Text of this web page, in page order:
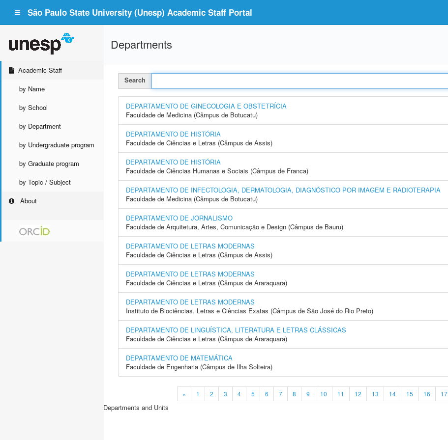
São Paulo State University (Unesp) Academic Staff Portal
Academic Staff
by Name
by School
by Department
by Undergraduate program
by Graduate program
by Topic / Subject
About
Departments
Search
DEPARTAMENTO DE GINECOLOGIA E OBSTETRÍCIA
Faculdade de Medicina (Câmpus de Botucatu)
DEPARTAMENTO DE HISTÓRIA
Faculdade de Ciências e Letras (Câmpus de Assis)
DEPARTAMENTO DE HISTÓRIA
Faculdade de Ciências Humanas e Sociais (Câmpus de Franca)
DEPARTAMENTO DE INFECTOLOGIA, DERMATOLOGIA, DIAGNÓSTICO POR IMAGEM E RADIOTERAPIA
Faculdade de Medicina (Câmpus de Botucatu)
DEPARTAMENTO DE JORNALISMO
Faculdade de Arquitetura, Artes, Comunicação e Design (Câmpus de Bauru)
DEPARTAMENTO DE LETRAS MODERNAS
Faculdade de Ciências e Letras (Câmpus de Assis)
DEPARTAMENTO DE LETRAS MODERNAS
Faculdade de Ciências e Letras (Câmpus de Araraquara)
DEPARTAMENTO DE LETRAS MODERNAS
Instituto de Biociências, Letras e Ciências Exatas (Câmpus de São José do Rio Preto)
DEPARTAMENTO DE LINGUÍSTICA, LITERATURA E LETRAS CLÁSSICAS
Faculdade de Ciências e Letras (Câmpus de Araraquara)
DEPARTAMENTO DE MATEMÁTICA
Faculdade de Engenharia (Câmpus de Ilha Solteira)
« 1 2 3 4 5 6 7 8 9 10 11 12 13 14 15 16 17
Departments and Units